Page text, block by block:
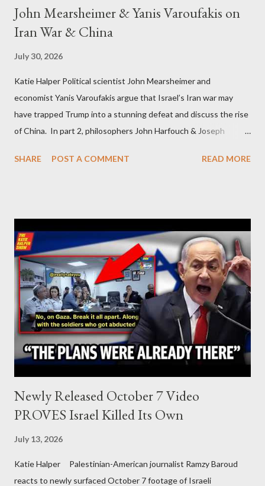
John Mearsheimer & Yanis Varoufakis on
Iran War & China
July 30, 2026
Katie Halper Political scientist John Mearsheimer and
economist Yanis Varoufakis argue that Israel’s Iran war may
have trapped Trump into a stunning defeat and discuss the rise
of China. In part 2, philosophers John Harfouch & Joseph
Israel, and explore the work of diplomat & scholar Fayez Sayegh,
SHARE POST A COMMENT READ MORE
Newly Released October 7 Video
PROVES Israel Killed Its Own
July 13, 2026
Katie Halper Palestinian-American journalist Ramzy Baroud
reacts to newly surfaced October 7 footage of Israeli